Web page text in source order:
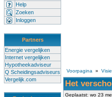
Help
Zoeken
Inloggen
Partners
Energie vergelijken
Internet vergelijken
Hypotheekadviseur
Q Scheidingsadviseurs
Vergelijk.com
Voorpagina » Visie
Het
Geplaatst: wo 23